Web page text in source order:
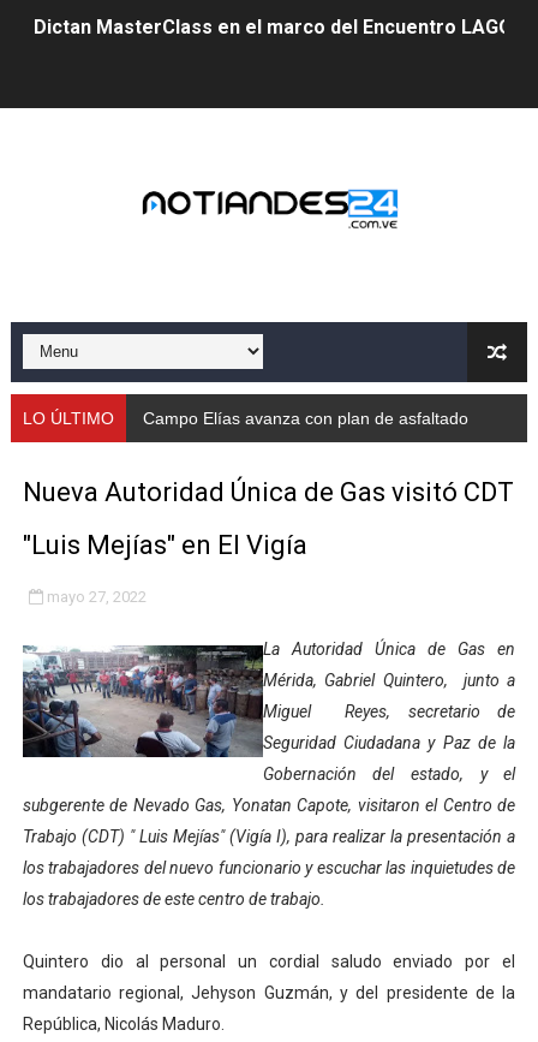
Dictan MasterClass en el marco del Encuentro LAGO
Gobernador Arnaldo Sánchez apadrina a más de 993
Mérida fortalece su reserva deportiva de cara a
Gobernación de Mérida instalará mesa de trabajo con
Gobierno bolivariano avanza en la transformación del
Hospital universitario muestra sus avances en visita
Instituto Nacional de Nutrición celebra Semana
Gobernación de Mérida fortalece el desarrollo
Corposalud inició talleres para aspirantes al curso de
Fortalecen formación académica de médicos en
Campo Elías consolida plan de bacheo en el sector La
LO ÚLTIMO Campo Elías avanza con plan de asfaltado
Nueva Autoridad Única de Gas visitó CDT
"Luis Mejías" en El Vigía
mayo 27, 2022
La Autoridad Única de Gas en
Mérida, Gabriel Quintero, junto a
Miguel Reyes, secretario de
Seguridad Ciudadana y Paz de la
Gobernación del estado, y el
subgerente de Nevado Gas, Yonatan Capote, visitaron el Centro de
Trabajo (CDT) " Luis Mejías" (Vigía I), para realizar la presentación a
los trabajadores del nuevo funcionario y escuchar las inquietudes de
los trabajadores de este centro de trabajo.
Quintero dio al personal un cordial saludo enviado por el
mandatario regional, Jehyson Guzmán, y del presidente de la
República, Nicolás Maduro.